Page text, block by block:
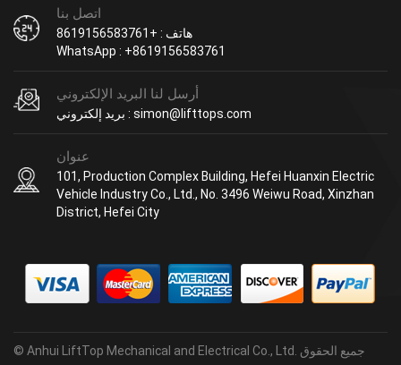
اتصل بنا
هاتف : +8619156583761
WhatsApp : +8619156583761
أرسل لنا البريد الإلكتروني
بريد إلكتروني : simon@lifttops.com
عنوان
101, Production Complex Building, Hefei Huanxin Electric
Vehicle Industry Co., Ltd., No. 3496 Weiwu Road, Xinzhan
District, Hefei City
© Anhui LiftTop Mechanical and Electrical Co., Ltd. جميع الحقوق